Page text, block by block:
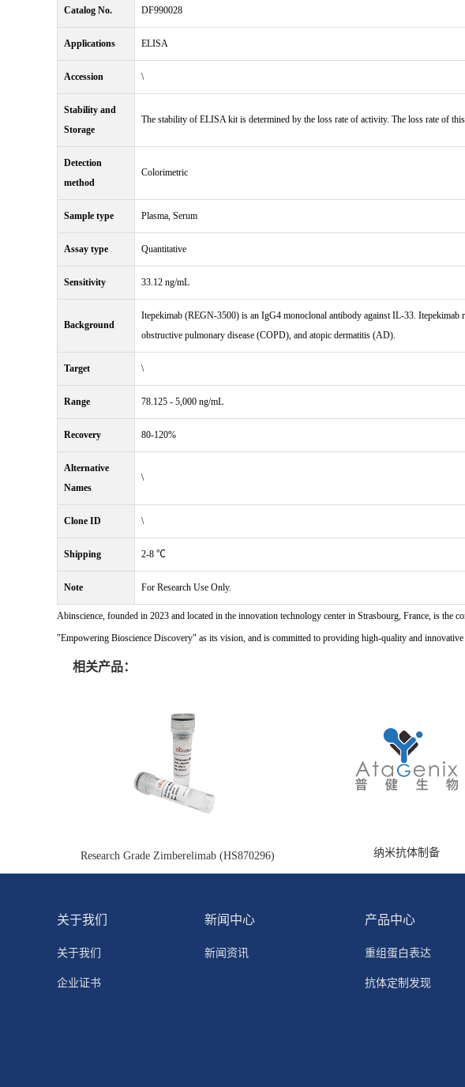
Catalog No. DF990028
Applications ELISA
Accession \
Stability and
Storage
The stability of ELISA kit is determined by the loss rate of activity. The loss rate of
Detection
method
Colorimetric
Sample type Plasma, Serum
Assay type Quantitative
Sensitivity 33.12 ng/mL
Background
Itepekimab (REGN-3500) is an IgG4 monoclonal antibody against IL-33. Itepekimab
obstructive pulmonary disease (COPD), and atopic dermatitis (AD).
Target \
Range 78.125 - 5,000 ng/mL
Recovery 80-120%
Alternative
Names
\
Clone ID \
Shipping 2-8 ℃
Note For Research Use Only.
Abinscience, founded in 2023 and located in the innovation technology center in Strasbourg, France, is the
"Empowering Bioscience Discovery" as its vision, and is committed to providing high-quality and
相关产品：
Research Grade Zimberelimab (HS870296) 纳米抗体制备
关于我们
关于我们
企业证书
新闻中心
新闻资讯
产品中心
重组蛋白表达
抗体定制发现